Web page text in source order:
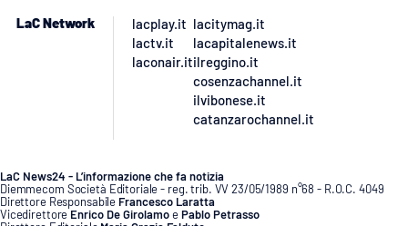
Eventi
LAC
NETWORK
LaC Network
lacplay.it
lactv.it
laconair.it
lacitymag.it
lacapitalenews.it
ilreggino.it
cosenzachannel.it
ilvibonese.it
catanzarochannel.it
LaC News24 - L’informazione che fa notizia
Diemmecom Società Editoriale - reg. trib. VV 23/05/1989 n°68 - R.O.C. 4049
Direttore Responsabile Francesco Laratta
Vicedirettore Enrico De GirolamoePablo Petrasso